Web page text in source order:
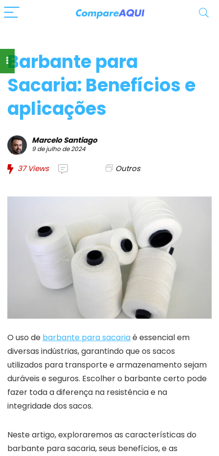
Barbante para
Sacaria: Benefícios e
aplicações
Marcelo Santiago
9 de julho de 2024
37Views Outros
O uso de barbante para sacariaé essencial em
diversas indústrias, garantindo que os sacos
utilizados para transporte e armazenamento sejam
duráveis e seguros. Escolher o barbante certo pode
fazer toda a diferença na resistência e na
integridade dos sacos.
Neste artigo, exploraremos as características do
barbante para sacaria, seus benefícios, e as